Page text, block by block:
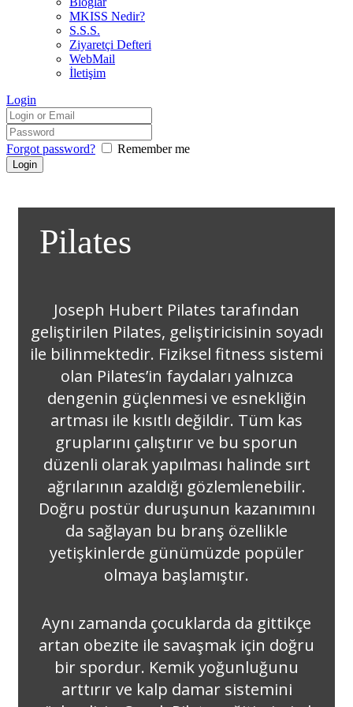
MKISS Nedir?
S.S.S.
Ziyaretçi Defteri
WebMail
İletişim
Login
Forgot password? Remember me
Pilates
Joseph Hubert Pilates tarafından
geliştirilen Pilates, geliştiricisinin soyadı
ile bilinmektedir. Fiziksel fitness sistemi
olan Pilates’in faydaları yalnızca
dengenin güçlenmesi ve esnekliğin
artması ile kısıtlı değildir. Tüm kas
gruplarını çalıştırır ve bu sporun
düzenli olarak yapılması halinde sırt
ağrılarının azaldığı gözlemlenebilir.
Doğru postür duruşunun kazanımını
da sağlayan bu branş özellikle
yetişkinlerde günümüzde popüler
olmaya başlamıştır.
Aynı zamanda çocuklarda da gittikçe
artan obezite ile savaşmak için doğru
bir spordur. Kemik yoğunluğunu
arttırır ve kalp damar sistemini